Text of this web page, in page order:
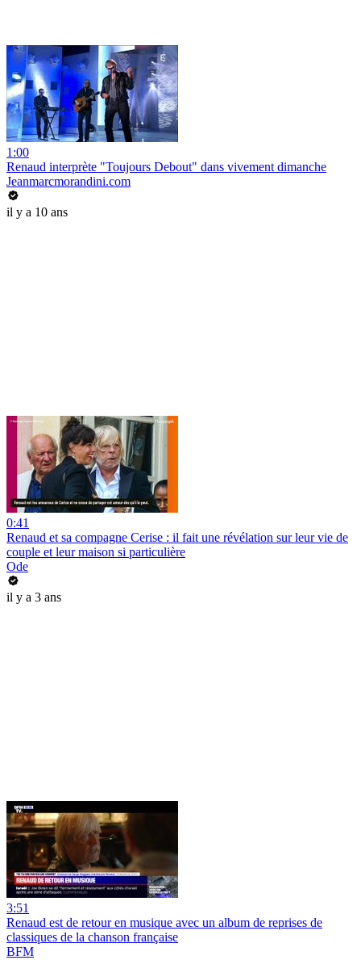
1:00
Renaud interprète "Toujours Debout" dans vivement dimanche
Jeanmarcmorandini.com
il y a 10 ans
0:41
Renaud et sa compagne Cerise : il fait une révélation sur leur vie de
couple et leur maison si particulière
Ode
il y a 3 ans
3:51
Renaud est de retour en musique avec un album de reprises de
classiques de la chanson française
BFM